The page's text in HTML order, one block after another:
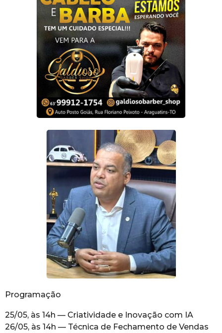
Programação
25/05, às 14h — Criatividade e Inovação com IA
26/05, às 14h — Técnica de Fechamento de Vendas